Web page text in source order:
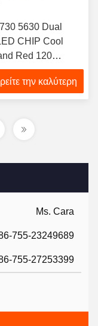
Ms. Cara
755-23249689
755-27253399
5630 Dual
CHIP Cool
Red 120
Taillight SMD LED
την καλύτερη